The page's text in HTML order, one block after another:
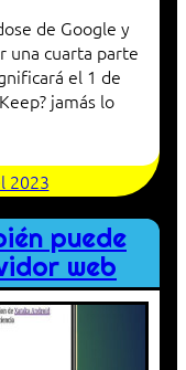
de Google y
una cuarta parte
el 1 de
jamás lo
2023
puede
web